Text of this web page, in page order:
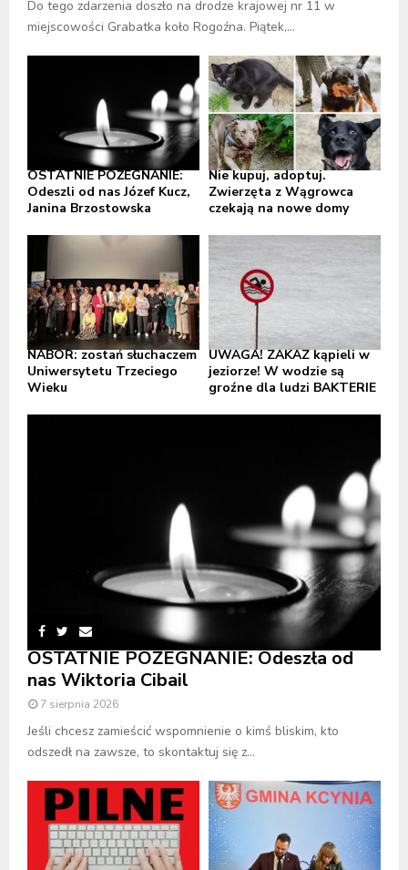
Do tego zdarzenia doszło na drodze krajowej nr 11 w
miejscowości Grabatka koło Rogoźna. Piątek,...
OSTATNIE POŻEGNANIE:
Odeszli od nas Józef Kucz,
Janina Brzostowska
Nie kupuj, adoptuj.
Zwierzęta z Wągrowca
czekają na nowe domy
NABÓR: zostań słuchaczem
Uniwersytetu Trzeciego
Wieku
UWAGA! ZAKAZ kąpieli w
jeziorze! W wodzie są
groźne dla ludzi BAKTERIE
OSTATNIE POŻEGNANIE: Odeszła od
nas Wiktoria Cibail
7 sierpnia 2026
Jeśli chcesz zamieścić wspomnienie o kimś bliskim, kto
odszedł na zawsze, to skontaktuj się z...